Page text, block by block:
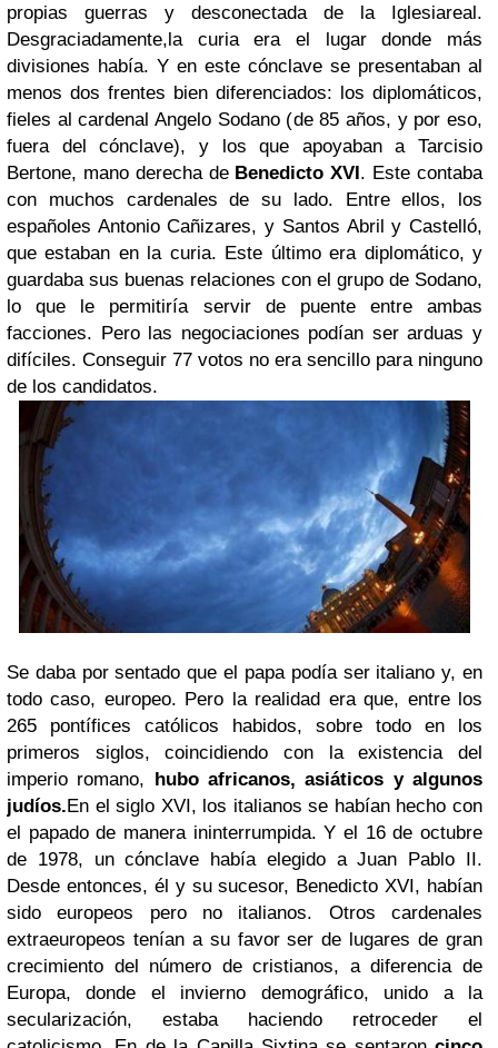
propias guerras y desconectada de la Iglesiareal.
Desgraciadamente,la curia era el lugar donde más
divisiones había. Y en este cónclave se presentaban al
menos dos frentes bien diferenciados: los diplomáticos,
fieles al cardenal Angelo Sodano (de 85 años, y por eso,
fuera del cónclave), y los que apoyaban a Tarcisio
Bertone, mano derecha de Benedicto XVI. Este contaba
con muchos cardenales de su lado. Entre ellos, los
españoles Antonio Cañizares, y Santos Abril y Castelló,
que estaban en la curia. Este último era diplomático, y
guardaba sus buenas relaciones con el grupo de Sodano,
lo que le permitiría servir de puente entre ambas
facciones. Pero las negociaciones podían ser arduas y
difíciles. Conseguir 77 votos no era sencillo para ninguno
de los candidatos.
Se daba por sentado que el papa podía ser italiano y, en
todo caso, europeo. Pero la realidad era que, entre los
265 pontífices católicos habidos, sobre todo en los
primeros siglos, coincidiendo con la existencia del
imperio romano, hubo africanos, asiáticos y algunos
judíos.En el siglo XVI, los italianos se habían hecho con
el papado de manera ininterrumpida. Y el 16 de octubre
de 1978, un cónclave había elegido a Juan Pablo II.
Desde entonces, él y su sucesor, Benedicto XVI, habían
sido europeos pero no italianos. Otros cardenales
extraeuropeos tenían a su favor ser de lugares de gran
crecimiento del número de cristianos, a diferencia de
Europa, donde el invierno demográfico, unido a la
secularización, estaba haciendo retroceder el